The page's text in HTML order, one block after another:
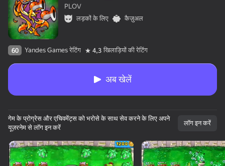
डिवाइस घुमाएँ
PLOV
लड़कों के लिए
कैज़ुअल
60 Yandes Games रेटिंग 4,3 खिलाड़ियों की रेटिंग
अब खेलें
गेम के प्रोग्रेस और एचिवमेंट्स को भरोसे के साथ सेव करने के लिए अपने
यूज़रनेम से लॉग इन करें
लॉग इन करें